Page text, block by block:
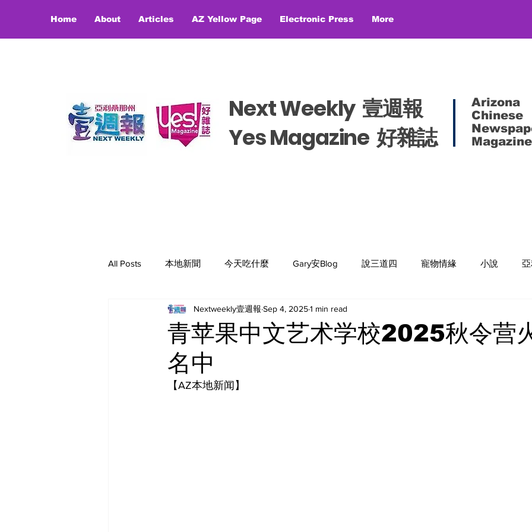
Home About Articles AZ Yellow Page Electronic Press More
Next Weekly 壹週報
​​Yes Magazine 好雜誌
Arizona
Chinese
Magazine
All Posts 本地新聞 今天吃什麼 Gary安Blog 說三道四 寵物情緣 小說
青苹果中文艺术学校2025秋令营
名中
Nextweekly壹週報 Sep 4, 20251 min read
【AZ本地新闻】